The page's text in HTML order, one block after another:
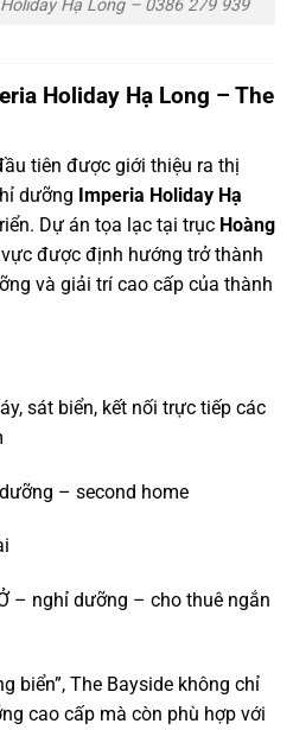
Hạ Long – 0386 279 939
Holiday Hạ Long – The
tiên được giới thiệu ra thị
dưỡng Imperia Holiday Hạ
Dự án tọa lạc tại trục Hoàng
vực được định hướng trở thành
và giải trí cao cấp của thành
sát biển, kết nối trực tiếp các
– second home
– nghỉ dưỡng – cho thuê ngắn
biển”, The Bayside không chỉ
cao cấp mà còn phù hợp với